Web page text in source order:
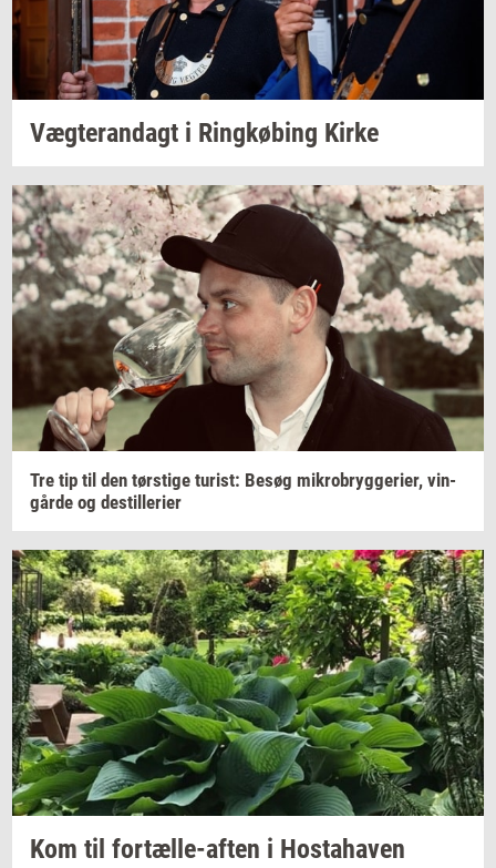
Væg­te­ran­dagt i Ring­kø­bing Kirke
Tre tip til den tørsti­ge turist: Besøg mi­kro­bryg­ge­ri­er, vin­
går­de og destil­le­ri­er
Kom til fortælle-​aften i Hosta­ha­ven